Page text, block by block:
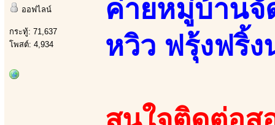
ออฟไลน์
กระทู้: 71,637
โพสต์: 4,934
ค่ายหมู่บ้านจั
หวิว ฟรุ้งฟริ้ง